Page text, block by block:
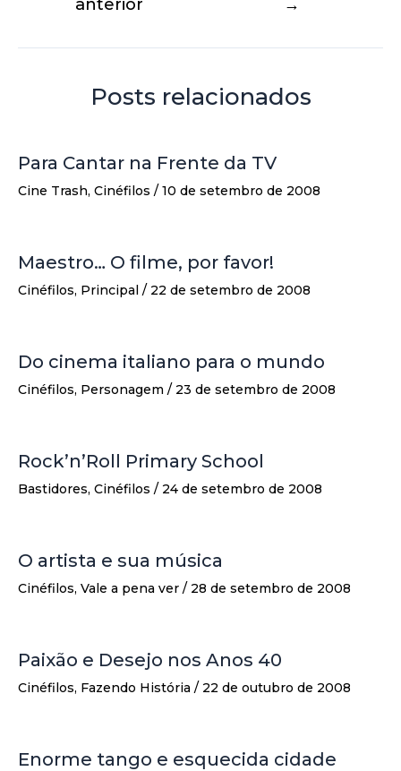
Posts relacionados
Para Cantar na Frente da TV
Cine Trash, Cinéfilos / 10 de setembro de 2008
Maestro… O filme, por favor!
Cinéfilos, Principal / 22 de setembro de 2008
Do cinema italiano para o mundo
Cinéfilos, Personagem / 23 de setembro de 2008
Rock’n’Roll Primary School
Bastidores, Cinéfilos / 24 de setembro de 2008
O artista e sua música
Cinéfilos, Vale a pena ver / 28 de setembro de 2008
Paixão e Desejo nos Anos 40
Cinéfilos, Fazendo História / 22 de outubro de 2008
Enorme tango e esquecida cidade